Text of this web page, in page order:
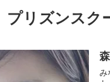
リズンスク
み